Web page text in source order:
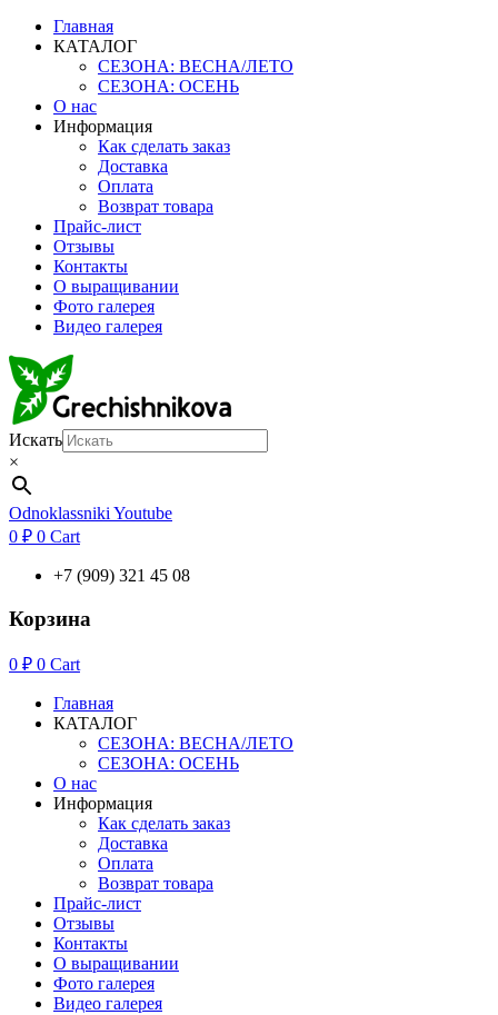
Главная
КАТАЛОГ
СЕЗОНА: ВЕСНА/ЛЕТО
СЕЗОНА: ОСЕНЬ
О нас
Информация
Как сделать заказ
Доставка
Оплата
Возврат товара
Прайс-лист
Отзывы
Контакты
О выращивании
Фото галерея
Видео галерея
Искать
×
Odnoklassniki Youtube
0 ₽ 0 Cart
+7 (909) 321 45 08
Корзина
0 ₽ 0 Cart
Главная
КАТАЛОГ
СЕЗОНА: ВЕСНА/ЛЕТО
СЕЗОНА: ОСЕНЬ
О нас
Информация
Как сделать заказ
Доставка
Оплата
Возврат товара
Прайс-лист
Отзывы
Контакты
О выращивании
Фото галерея
Видео галерея